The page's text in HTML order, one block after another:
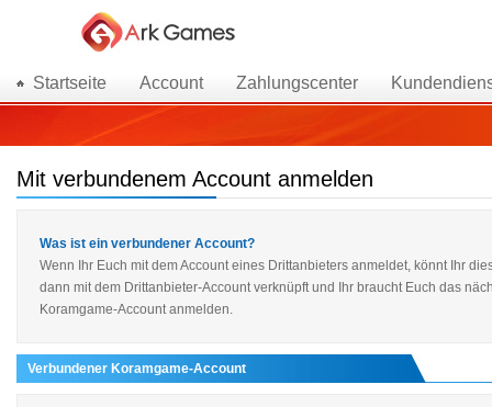
Startseite Account Zahlungscenter
Mit verbundenem Account anmelden
Was ist ein verbundener Account?
Wenn Ihr Euch mit dem Account eines Drittanbieters anmeldet, könnt Ihr
dann mit dem Drittanbieter-Account verknüpft und Ihr braucht Euch das
Koramgame-Account anmelden.
Verbundener Koramgame-Account